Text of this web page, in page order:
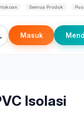
Semua Produk
Masuk
Isolasi